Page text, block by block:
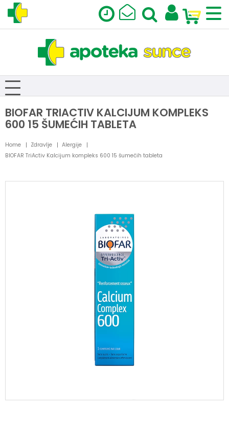
BIOFAR TRIACTIV KALCIJUM KOMPLEKS
600 15 ŠUMEĆIH TABLETA
Home Zdravlje
Alergije
BIOFAR TriActiv Kalcijum kompleks 600 15 šumećih tableta